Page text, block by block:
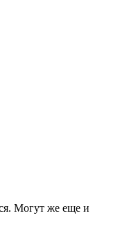
Могут же еще и